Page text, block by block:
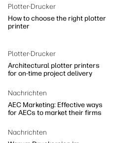
Plotter-Drucker
How to choose the right plotter
printer
Plotter-Drucker
Architectural plotter printers
for on-time project delivery
Nachrichten
AEC Marketing: Effective ways
for AECs to market their firms
Nachrichten